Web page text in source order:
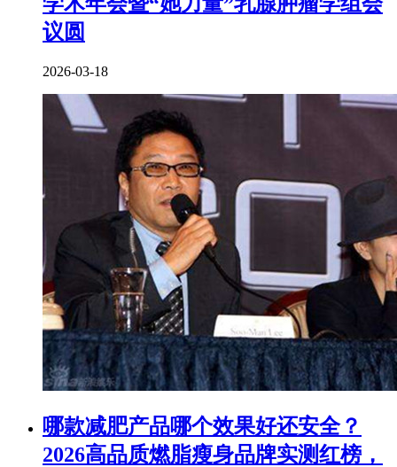
议圆
2026-03-18
​哪款减肥产品哪个效果好还安全？
2026高品质燃脂瘦身品牌实测红榜，